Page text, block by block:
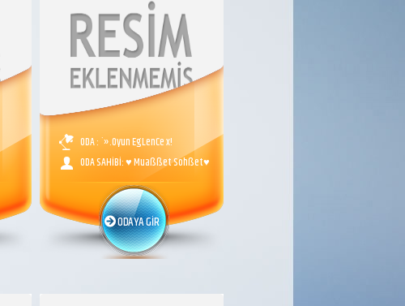
ODA : `».Oyun EgLenCe x!
ODA SAHİBİ: ♥ Muaßßet Sohßet♥
ODAYA GİR